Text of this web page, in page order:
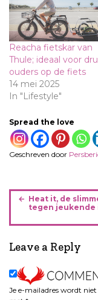
Reacha fietskar van
Thule; ideaal voor
ouders op de fiets
14 mei 2025
In "Lifestyle"
Spread the love
Geschreven door
B
r
c
t
n
Heat it, de
tegen
Leave a Reply
Je e-mailadres wordt niet